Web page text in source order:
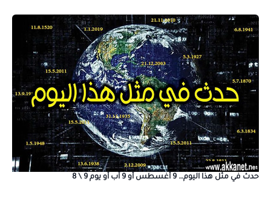
حدث في مثل هذا اليوم… 9 أغسطس أو 9 آب أو يوم 9 \ 8